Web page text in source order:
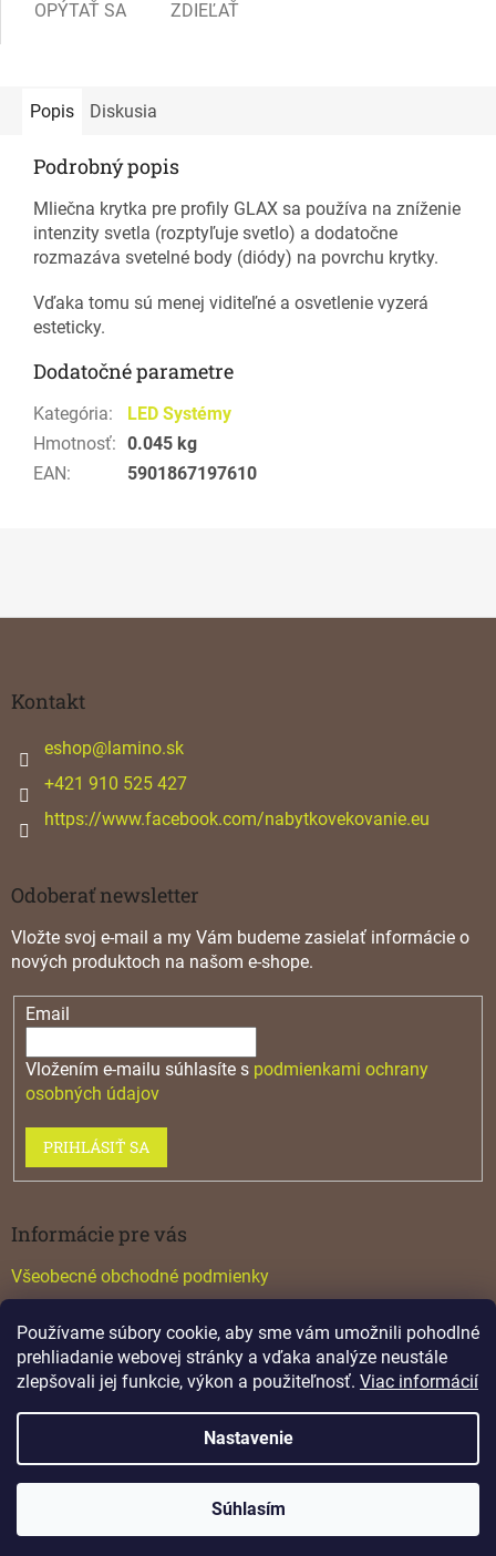
Používame súbory cookie, aby sme vám umožnili pohodlné
prehliadanie webovej stránky a vďaka analýze neustále
zlepšovali jej funkcie, výkon a použiteľnosť. Viac informácií
Nastavenie
Súhlasím
OPÝTAŤ SA ZDIEĽAŤ
Popis Diskusia
Podrobný popis
Mliečna krytka pre profily GLAX sa používa na zníženie
intenzity svetla (rozptyľuje svetlo) a dodatočne
rozmazáva svetelné body (diódy) na povrchu krytky.
Vďaka tomu sú menej viditeľné a osvetlenie vyzerá
esteticky.
Dodatočné parametre
Kategória:
LED Systémy
Hmotnosť: 0.045 kg
EAN: 5901867197610
Kontakt
eshop@lamino.sk
+421 910 525 427
https://www.facebook.com/nabytkovekovanie.eu
Odoberať newsletter
Vložte svoj e-mail a my Vám budeme zasielať informácie o
nových produktoch na našom e-shope.
Email
Vložením e-mailu súhlasíte s podmienkami ochrany
osobných údajov
PRIHLÁSIŤ SA
Informácie pre vás
Všeobecné obchodné podmienky
Katalógy
Vytvoril Shoptet
Lamino. Všetky práva vyhradené.